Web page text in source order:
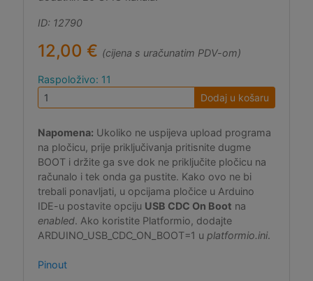
ID: 12790
12,00 € (cijena s uračunatim PDV-om)
Raspoloživo: 11
Dodaj u košaru
Napomena: Ukoliko ne uspijeva upload programa
na pločicu, prije priključivanja pritisnite dugme
BOOT i držite ga sve dok ne priključite pločicu na
računalo i tek onda ga pustite. Kako ovo ne bi
trebali ponavljati, u opcijama pločice u Arduino
IDE-u postavite opciju USB CDC On Boot na
enabled. Ako koristite Platformio, dodajte
ARDUINO_USB_CDC_ON_BOOT=1 u platformio.ini.
Pinout